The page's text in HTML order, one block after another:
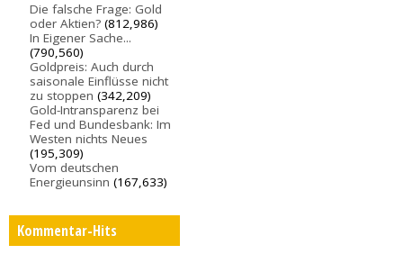
Die falsche Frage: Gold
oder Aktien? (812,986)
In Eigener Sache...
(790,560)
Goldpreis: Auch durch
saisonale Einflüsse nicht
zu stoppen (342,209)
Gold-Intransparenz bei
Fed und Bundesbank: Im
Westen nichts Neues
(195,309)
Vom deutschen
Energieunsinn (167,633)
Kommentar-Hits